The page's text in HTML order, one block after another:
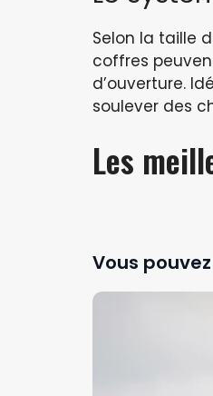
Selon la taille
coffres
d’ouverture.
soulever des
Les
Vous